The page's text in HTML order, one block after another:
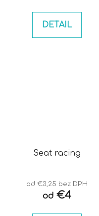
DETAIL
Seat racing
od €3,25 bez DPH
od€4